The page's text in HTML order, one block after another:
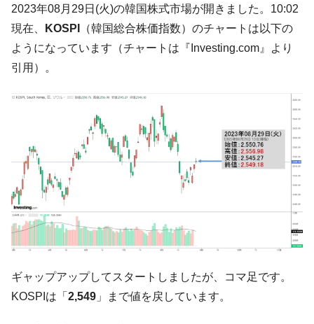
『Money1』
韓国大統領府ボンクラ政策室長が告発され
た ⇒ 国家が行った恐るべき株価操作であり、空前の国政壟
『Money1』
動」
『Money1』
中国だけが鉄鋼輸出を異常増加させる ⇒ 中
国の過剰生産が世界を蝕む。
韓国製造業「半導体絶好調」のウラで他業
種は全般的「不調」⇒ PSIが示す現況は決して良くない。
『Money1』
【米韓激突案件】韓国消費者院が『クーパ
ン』1人当たり賠償10万ウォンを認定 ⇒ 総額3兆7,000億
『Money1』
韓国型イージス搭載の次世代駆逐艦
「KDDX」1番艦、2032年竣工と公示
『Money1』
【対日本円】ウォン安が急進！ 日米の協調
に韓国がいっちょがみしたのでは。
2023年08月29日(火)の韓国株式市場が開きました。10:02
現在、
KOSPI
（韓国総合株価指数）のチャートは以下の
ようになっています（チャートは『Investing.com』より
引用）。
ギャップアップしてスタートしましたが、コマ足です。
KOSPIは「 2,549 」まで値を戻しています。